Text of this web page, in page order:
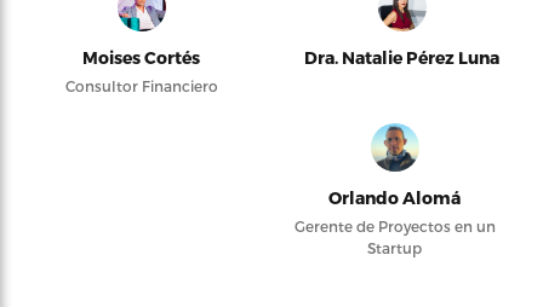
Moises Cortés
Consultor Financiero
Dra. Natalie Pérez Luna
Orlando Alomá
Gerente de Proyectos en un
Startup